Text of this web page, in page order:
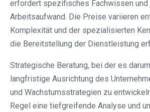
erfordert spezifisches Fachwissen und
Arbeitsaufwand. Die Preise variieren
Komplexität und der spezialisierten
die Bereitstellung der Dienstleistung
Strategische Beratung, bei der es
langfristige Ausrichtung des
und Wachstumsstrategien zu
Regel eine tiefgreifende Analyse und